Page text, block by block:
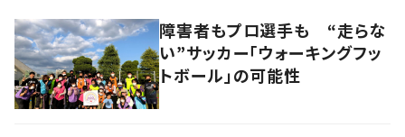
障害者もプロ選手も “走らな
い”サッカー「ウォーキングフッ
トボール」の可能性